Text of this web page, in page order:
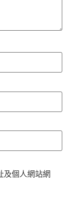
及個人網站網